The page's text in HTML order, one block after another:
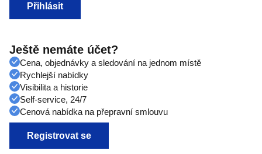
Přihlásit
Ještě nemáte účet?
Cena, objednávky a sledování na jednom místě
Rychlejší nabídky
Visibilita a historie
Self-service, 24/7
Cenová nabídka na přepravní smlouvu
Registrovat se